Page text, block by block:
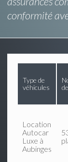
conformité
Type de
véhicules
Location
Autocar
Luxe à
Aubinges